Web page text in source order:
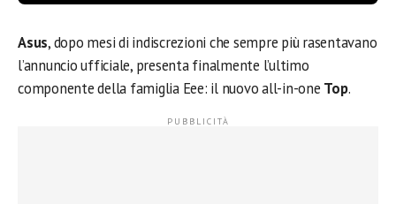
Asus, dopo mesi di indiscrezioni che sempre più rasentavano
l’annuncio ufficiale, presenta finalmente l’ultimo
componente della famiglia Eee: il nuovo all-in-one Top.